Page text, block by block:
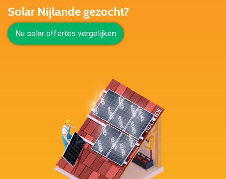
Solar Nijlande gezocht?
Nu solar offertes vergelijken